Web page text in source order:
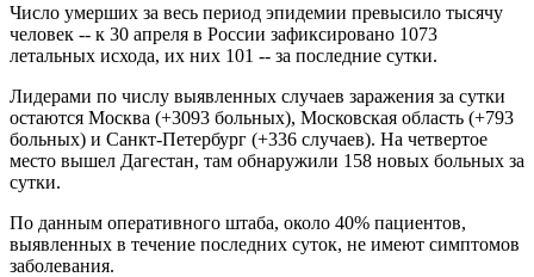
Число умерших за весь период эпидемии превысило тысячу
человек -- к 30 апреля в России зафиксировано 1073
летальных исхода, их них 101 -- за последние сутки.
Лидерами по числу выявленных случаев заражения за сутки
остаются Москва (+3093 больных), Московская область (+793
больных) и Санкт-Петербург (+336 случаев). На четвертое
место вышел Дагестан, там обнаружили 158 новых больных за
сутки.
По данным оперативного штаба, около 40% пациентов,
выявленных в течение последних суток, не имеют симптомов
заболевания.